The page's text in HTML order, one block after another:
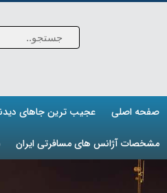
صفحه اصلی عجیب ترین جاهای
مشخصات آژانس های مسافرتی ایران